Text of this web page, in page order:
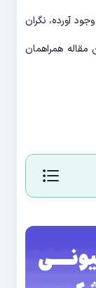
آورده، نگران
همراهمان